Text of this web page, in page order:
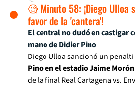
🧐 Minuto 58: ¡Diego Ulloa
favor de la 'cantera'!
El central no dudó en castigar
mano de Didier Pino
Diego Ulloa sancionó un
Pino en el estadio Jaime
de la final Real Cartagena vs.